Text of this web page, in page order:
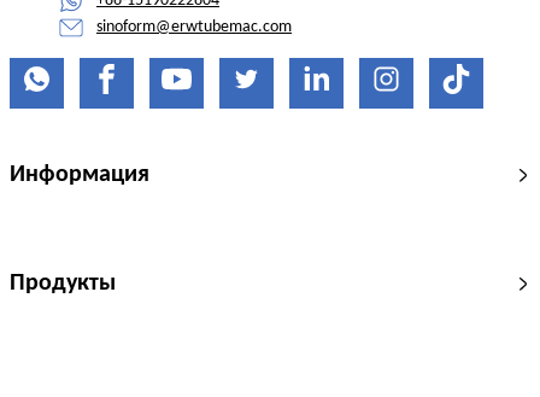
sinoform@erwtubemac.com
Информация
Продукты